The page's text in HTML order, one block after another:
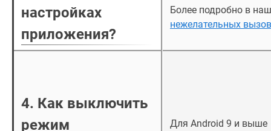
настройках
приложения?
Более подробно в
нежелательных
4. Как выключить
режим
Для Android 9 и выше